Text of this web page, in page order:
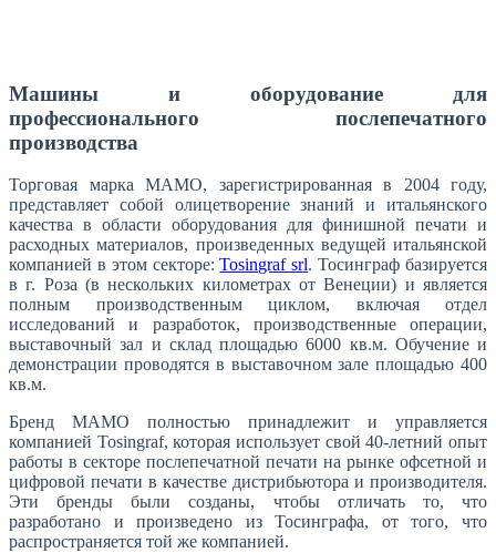
Машины и оборудование для
профессионального послепечатного
производства
Торговая марка MAMO, зарегистрированная в 2004 году,
представляет собой олицетворение знаний и итальянского
качества в области оборудования для финишной печати и
расходных материалов, произведенных ведущей итальянской
компанией в этом секторе:Tosingraf srl. Тосинграф базируется
в г. Роза (в нескольких километрах от Венеции) и является
полным производственным циклом, включая отдел
исследований и разработок, производственные операции,
выставочный зал и склад площадью 6000 кв.м. Обучение и
демонстрации проводятся в выставочном зале площадью 400
кв.м.
Бренд MAMO полностью принадлежит и управляется
компанией Tosingraf, которая использует свой 40-летний опыт
работы в секторе послепечатной печати на рынке офсетной и
цифровой печати в качестве дистрибьютора и производителя.
Эти бренды были созданы, чтобы отличать то, что
разработано и произведено из Тосинграфа, от того, что
распространяется той же компанией.